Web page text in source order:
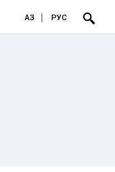
ҚАЗ РУС